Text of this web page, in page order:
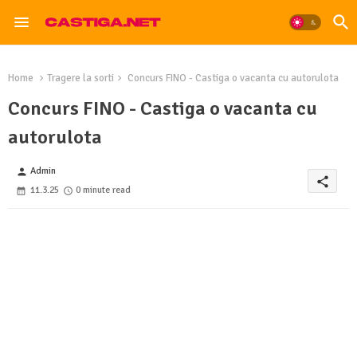
Home Tragere la sorti Concurs FINO - Castiga o vacanta cu autorulota
Concurs FINO - Castiga o vacanta cu
autorulota
person Admin
11.3.25
0 minute read
share